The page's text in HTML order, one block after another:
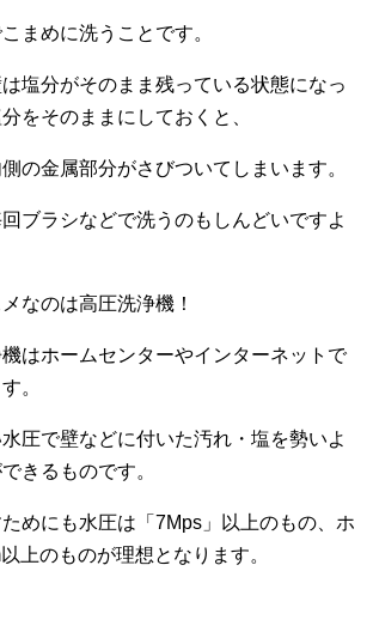
まめに洗うことです。
塩分がそのまま残っている状態になっ
をそのままにしておくと、
の金属部分がさびついてしまいます。
ブラシなどで洗うのもしんどいですよ
なのは高圧洗浄機！
はホームセンターやインターネットで
。
圧で壁などに付いた汚れ・塩を勢いよ
きるものです。
めにも水圧は「7Mps」以上のもの、ホ
上のものが理想となります。